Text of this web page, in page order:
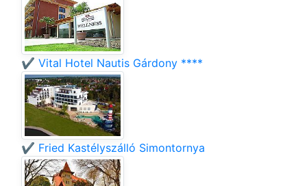
✔️ Vital Hotel Nautis Gárdony ****
✔️ Fried Kastélyszálló Simontornya